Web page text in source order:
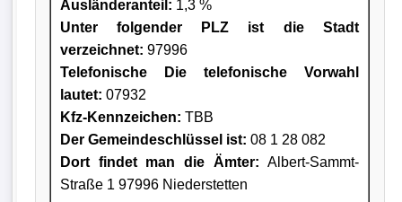
Ausländeranteil: 1,3 %
Unter folgender PLZ ist die Stadt
verzeichnet: 97996
Telefonische Die telefonische Vorwahl
lautet: 07932
Kfz-Kennzeichen: TBB
Der Gemeindeschlüssel ist: 08 1 28 082
Dort findet man die Ämter: Albert-Sammt-
Straße 1 97996 Niederstetten